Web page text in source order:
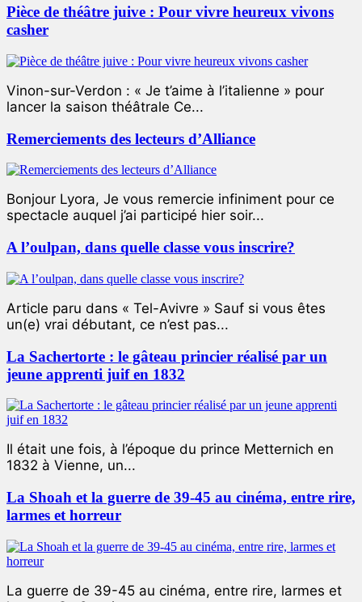
Pièce de théâtre juive : Pour vivre heureux vivons
casher
Vinon-sur-Verdon : « Je t’aime à l’italienne » pour
lancer la saison théâtrale Ce...
Remerciements des lecteurs d’Alliance
Bonjour Lyora, Je vous remercie infiniment pour ce
spectacle auquel j’ai participé hier soir...
A l’oulpan, dans quelle classe vous inscrire?
Article paru dans « Tel-Avivre » Sauf si vous êtes
un(e) vrai débutant, ce n’est pas...
La Sachertorte : le gâteau princier réalisé par un
jeune apprenti juif en 1832
Il était une fois, à l’époque du prince Metternich en
1832 à Vienne, un...
La Shoah et la guerre de 39-45 au cinéma, entre rire,
larmes et horreur
La guerre de 39-45 au cinéma, entre rire, larmes et